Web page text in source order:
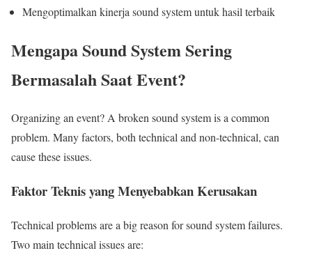
Mengoptimalkan kinerja sound system untuk hasil terbaik
Mengapa Sound System Sering
Bermasalah Saat Event?
Organizing an event? A broken sound system is a common
problem. Many factors, both technical and non-technical, can
cause these issues.
Faktor Teknis yang Menyebabkan Kerusakan
Technical problems are a big reason for sound system failures.
Two main technical issues are: